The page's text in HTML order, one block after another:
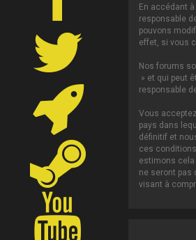
En accédant
responsable
pouvons
effet, si vous
Nos forums
» et qui peut
responsable
Vous
pays dans
définitif et
ces
estimons cela
ne seront pas
visant à